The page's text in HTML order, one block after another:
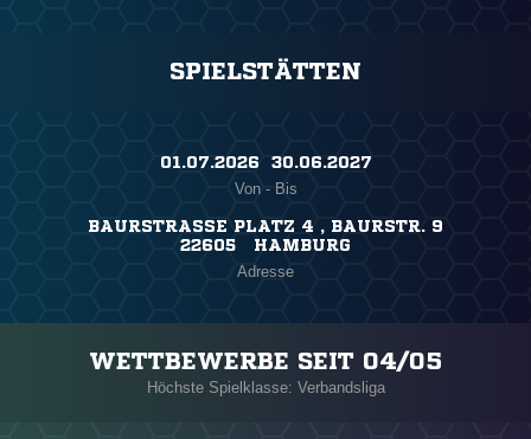
SPIELSTÄTTEN
01.07.2026 ​ 30.06.2027
Von - Bis
BAURSTRASSE PLATZ 4 , BAURSTR. 9
22605 HAMBURG
Adresse
WETTBEWERBE SEIT 04/05
Höchste Spielklasse: Verbandsliga